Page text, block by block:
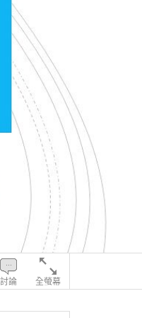
討論 全螢幕